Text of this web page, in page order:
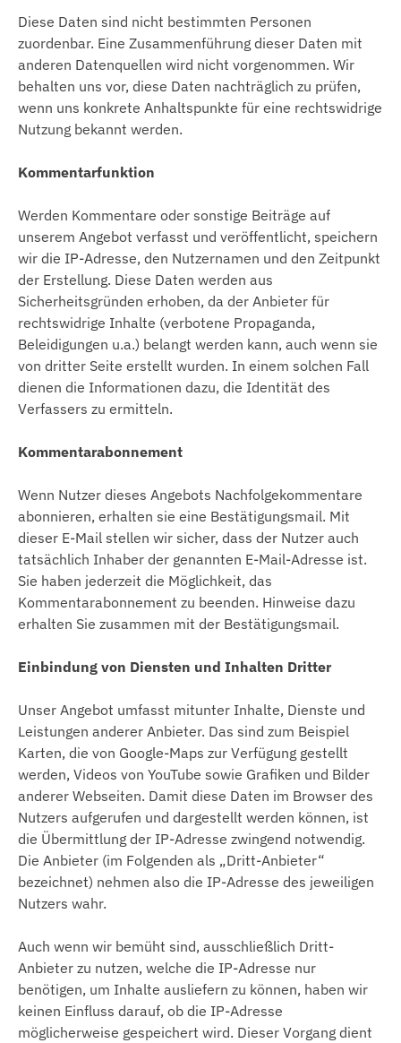
Diese Daten sind nicht bestimmten Personen
zuordenbar. Eine Zusammenführung dieser Daten mit
anderen Datenquellen wird nicht vorgenommen. Wir
behalten uns vor, diese Daten nachträglich zu prüfen,
wenn uns konkrete Anhaltspunkte für eine rechtswidrige
Nutzung bekannt werden.
Kommentarfunktion
Werden Kommentare oder sonstige Beiträge auf
unserem Angebot verfasst und veröffentlicht, speichern
wir die IP-Adresse, den Nutzernamen und den Zeitpunkt
der Erstellung. Diese Daten werden aus
Sicherheitsgründen erhoben, da der Anbieter für
rechtswidrige Inhalte (verbotene Propaganda,
Beleidigungen u.a.) belangt werden kann, auch wenn sie
von dritter Seite erstellt wurden. In einem solchen Fall
dienen die Informationen dazu, die Identität des
Verfassers zu ermitteln.
Kommentarabonnement
Wenn Nutzer dieses Angebots Nachfolgekommentare
abonnieren, erhalten sie eine Bestätigungsmail. Mit
dieser E-Mail stellen wir sicher, dass der Nutzer auch
tatsächlich Inhaber der genannten E-Mail-Adresse ist.
Sie haben jederzeit die Möglichkeit, das
Kommentarabonnement zu beenden. Hinweise dazu
erhalten Sie zusammen mit der Bestätigungsmail.
Einbindung von Diensten und Inhalten Dritter
Unser Angebot umfasst mitunter Inhalte, Dienste und
Leistungen anderer Anbieter. Das sind zum Beispiel
Karten, die von Google-Maps zur Verfügung gestellt
werden, Videos von YouTube sowie Grafiken und Bilder
anderer Webseiten. Damit diese Daten im Browser des
Nutzers aufgerufen und dargestellt werden können, ist
die Übermittlung der IP-Adresse zwingend notwendig.
Die Anbieter (im Folgenden als „Dritt-Anbieter“
bezeichnet) nehmen also die IP-Adresse des jeweiligen
Nutzers wahr.
Auch wenn wir bemüht sind, ausschließlich Dritt-
Anbieter zu nutzen, welche die IP-Adresse nur
benötigen, um Inhalte ausliefern zu können, haben wir
keinen Einfluss darauf, ob die IP-Adresse
möglicherweise gespeichert wird. Dieser Vorgang dient